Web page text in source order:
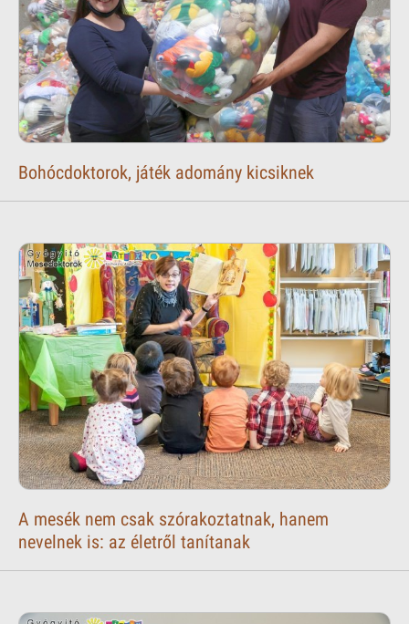
Bohócdoktorok, játék adomány kicsiknek
A mesék nem csak szórakoztatnak, hanem
nevelnek is: az életről tanítanak